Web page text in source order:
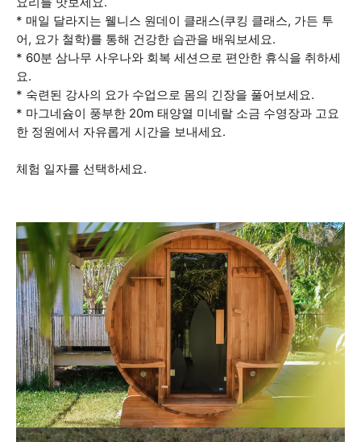
* 매일 달라지는 웰니스 원데이 클래스(쿠킹 클래스, 가든 투
어, 요가 철학)를 통해 건강한 습관을 배워보세요.
* 60분 삼나무 사우나와 회복 세션으로 편안한 휴식을 취하세
요.
* 숙련된 강사의 요가 수업으로 몸의 긴장을 풀어보세요.
* 마그네슘이 풍부한 20m 태양열 미네랄 소금 수영장과 고요
한 정원에서 자유롭게 시간을 보내세요.
체험 일자를 선택하세요.